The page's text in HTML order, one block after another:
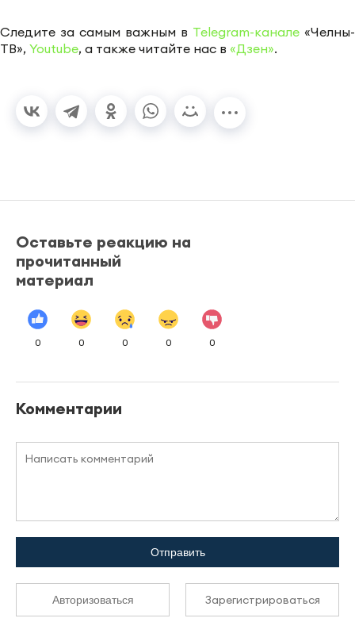
Следите за самым важным в Telegram-канале «Челны-
ТВ», Youtube, а также читайте нас в «Дзен».
Оставьте реакцию на
прочитанный
материал
0 0 0 0 0
Комментарии
Отправить
Авторизоваться Зарегистрироваться